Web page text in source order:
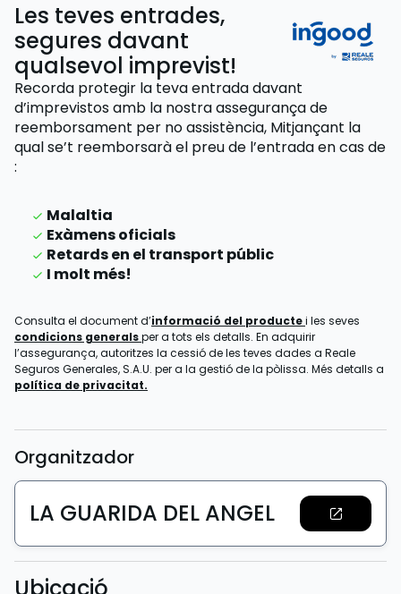
Les teves entrades,
segures davant
qualsevol imprevist!
Recorda protegir la teva entrada davant
d’imprevistos amb la nostra assegurança de
reemborsament per no assistència, Mitjançant la
qual se’t reemborsarà el preu de l’entradaen cas de
:
Malaltia
Exàmens oficials
Retards en el transport públic
I molt més!
Consulta el document d’informació del productei les seves
condicions generalsper a tots els detalls. En adquirir
l’assegurança, autoritzes la cessió de les teves dades a Reale
Seguros Generales, S.A.U. per a la gestió de la pòlissa. Més detalls a
política de privacitat.
Organitzador
LA GUARIDA DEL ANGEL